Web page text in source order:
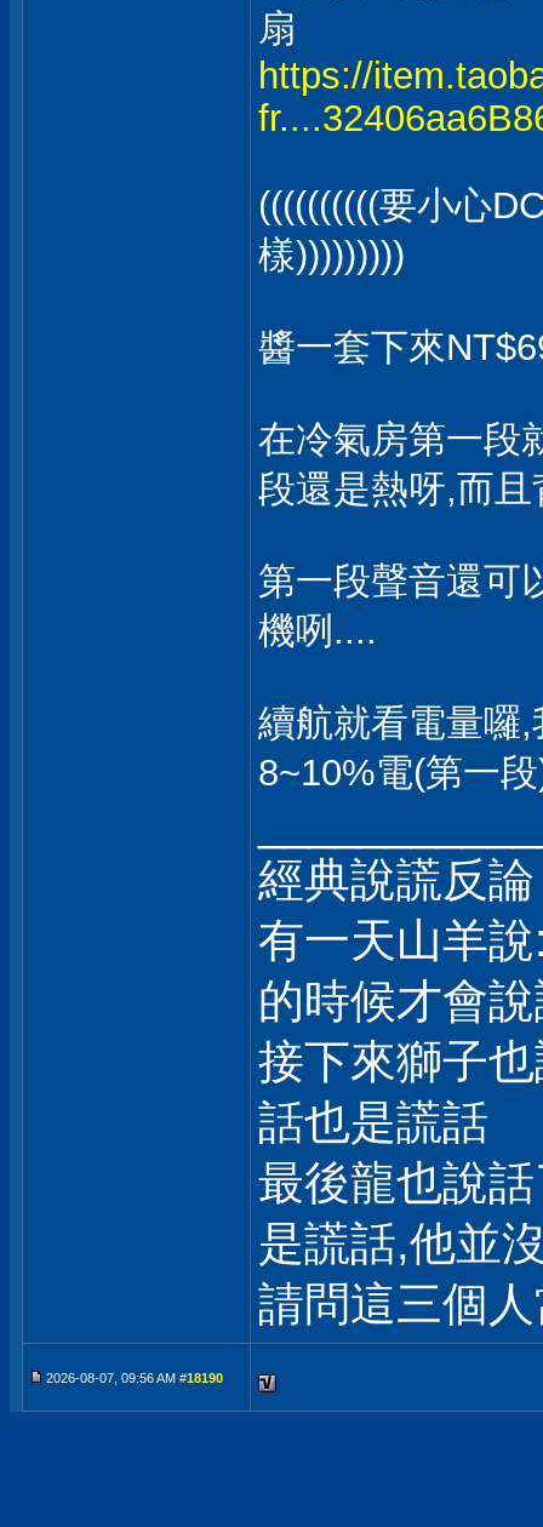
扇
https://
((((((((((要小心
樣)))))))))
醬一套下來
在冷氣房第一段
段還是熱呀,而
第一段聲音還可
機咧....
續航就看電量囉
8~10%電(第一
經典說謊反論
有一天山羊
的時候才會
接下來獅子
話也是謊話
最後龍也說
是謊話,他並
請問這三個
2026-08-07, 09:56 AM #18190